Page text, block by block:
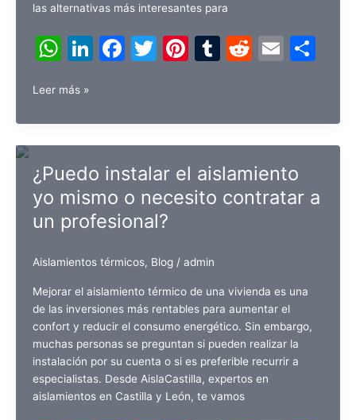
las alternativas más interesantes para
W
at
s
A
p
p
Li
e
dI
n
F
e
b
o
o
k
T
er
Pi
e
st
T
bl
r
R
di
t
E
l
C
p
ar
¿Qué
el
ecológico?
Leer más »
¿Puedo instalar el aislamiento
yo mismo o necesito contratar a
un profesional?
Aislamientos térmicos, Blog/ admin
Mejorar el aislamiento térmico de una vivienda es una
de las inversiones más rentables para aumentar el
confort y reducir el consumo energético. Sin embargo,
muchas personas se preguntan si pueden realizar la
instalación por su cuenta o si es preferible recurrir a
especialistas. Desde AislaCastilla, expertos en
aislamientos en Castilla y León, te vamos